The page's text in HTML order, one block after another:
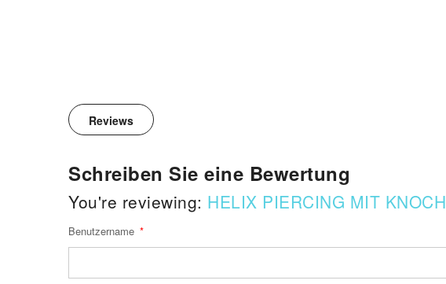
Reviews
Schreiben Sie eine Bewertung
You're reviewing: HELIX PIERCING MIT KNOCH
Benutzername